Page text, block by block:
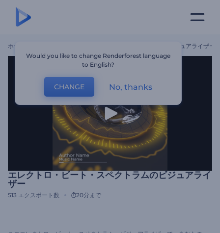
ホーム エレクトロ・ビート・スペクトラムのビジュアライザー
エレクトロ・ビート・スペクトラムのビジュアライ
ザー
513 エクスポート数 20分まで
Would you like to change Renderforest language
to English?
CHANGE No, thanks